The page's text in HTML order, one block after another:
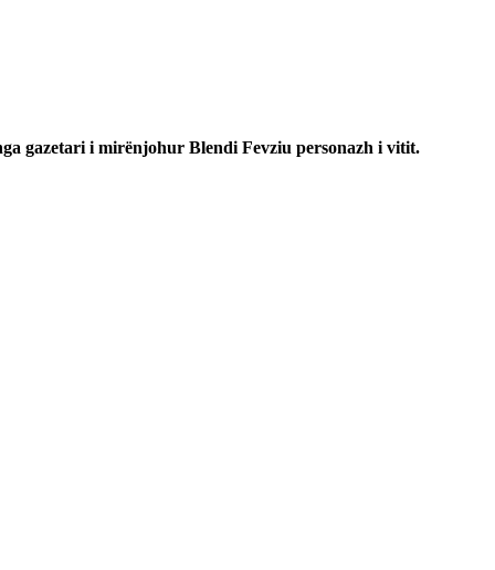
gazetari i mirënjohur Blendi Fevziu personazh i vitit.